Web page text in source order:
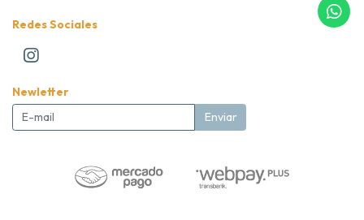
Redes Sociales
Newletter
Enviar